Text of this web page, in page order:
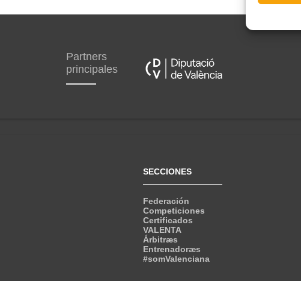
Partners
principales
SECCIONES
Federación
Competiciones
Certificados
VALENTA
Árbitræs
Entrenadoræs
#somValenciana